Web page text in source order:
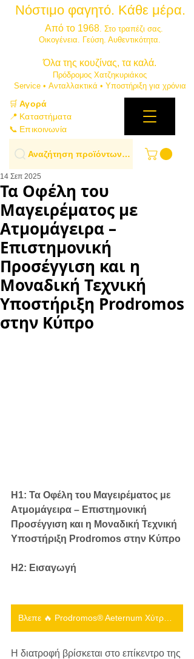
Νόστιμο φαγητό. Κάθε μέρα.
Από το 1968. Στο τραπέζι σας.
​Οικογένεια. Γεύση. Αυθεντικότητα.
​Όλα της κουζίνας, τα καλά.
Πρόδρομος Χατζηκυριάκος
​Service • Ανταλλακτικά • Υποστήριξη για χρόνια
🛒Αγορά
📍 Καταστήματα
📞 Επικοινωνία
Αναζήτηση προϊόντων…
Τα Οφέλη του
Μαγειρέματος με
Ατμομάγειρα –
Επιστημονική
Προσέγγιση και η
Μοναδική Τεχνική
Υποστήριξη Prodromos
στην Κύπρο
14 Σεπ 2025
H1: Τα Οφέλη του Μαγειρέματος με
Ατμομάγειρα – Επιστημονική
Προσέγγιση και η Μοναδική Τεχνική
Υποστήριξη Prodromos στην Κύπρο
H2: Εισαγωγή
Η διατροφή βρίσκεται στο επίκεντρο της